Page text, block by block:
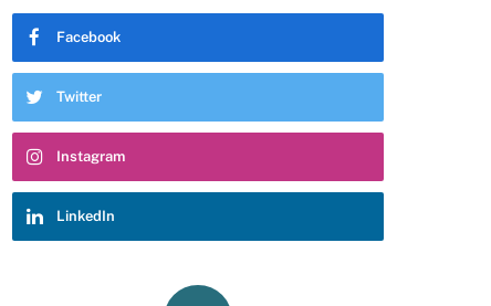
Facebook
Twitter
Instagram
LinkedIn